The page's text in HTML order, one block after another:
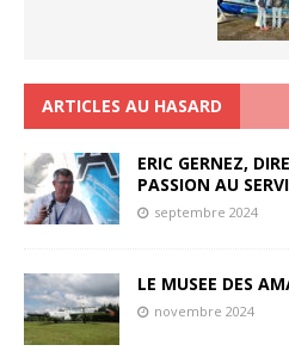
ARTICLES AU HASARD
ERIC GERNEZ,
PASSION AU
septembre 2024
LE MUSEE DES
novembre 2024